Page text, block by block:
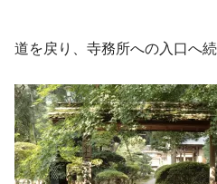
道を戻り、寺務所への入口へ